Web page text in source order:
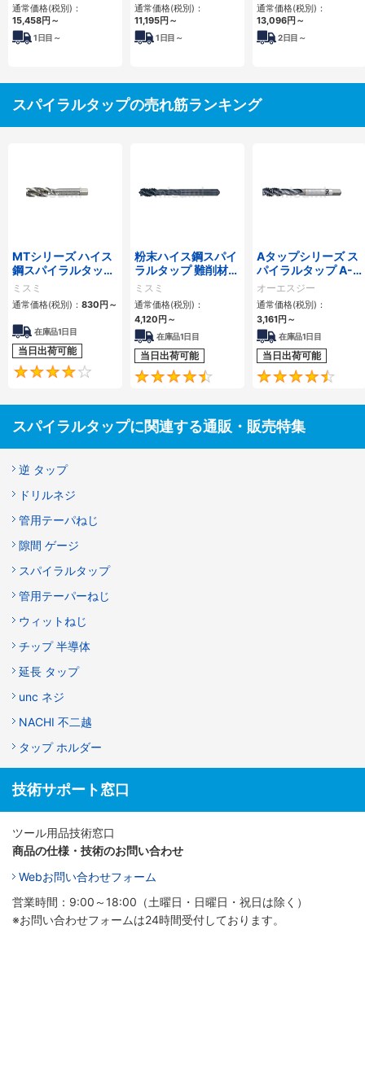
通常価格(税別)：
15,458円～
1日目～
通常価格(税別)：
11,195円～
1日目～
通常価格(税別)：
13,096円～
2日目～
スパイラルタップの売れ筋ランキング
MTシリーズ ハイス
鋼スパイラルタップ
MT-SPFT
ミスミ
通常価格(税別)： 830円～
在庫品1日目
当日出荷可能
4.3
粉末ハイス鋼スパイ
ラルタップ 難削材対
応
ミスミ
通常価格(税別)：
4,120円～
在庫品1日目
当日出荷可能
4.4
Aタップシリーズ ス
パイラルタップ A-
SFT
オーエスジー
通常価格(税別)：
3,161円～
在庫品1日目
当日出荷可能
スパイラルタップに関連する通販・販売特集
逆 タップ
ドリルネジ
管用テーパねじ
隙間 ゲージ
スパイラルタップ
管用テーパーねじ
ウィットねじ
チップ 半導体
延長 タップ
unc ネジ
NACHI 不二越
タップ ホルダー
技術サポート窓口
ツール用品技術窓口
商品の仕様・技術のお問い合わせ
Webお問い合わせフォーム
営業時間：9:00～18:00（土曜日・日曜日・祝日は除く）
※お問い合わせフォームは24時間受付しております。